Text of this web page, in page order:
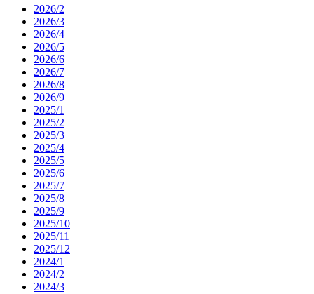
2026/2
2026/3
2026/4
2026/5
2026/6
2026/7
2026/8
2026/9
2025/1
2025/2
2025/3
2025/4
2025/5
2025/6
2025/7
2025/8
2025/9
2025/10
2025/11
2025/12
2024/1
2024/2
2024/3